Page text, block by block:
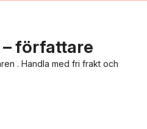
– författare
. Handla med fri frakt och